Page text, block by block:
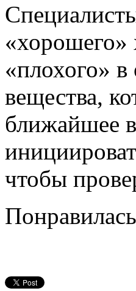
«хорошего»
«плохого»
вещества,
ближайшее
чтобы